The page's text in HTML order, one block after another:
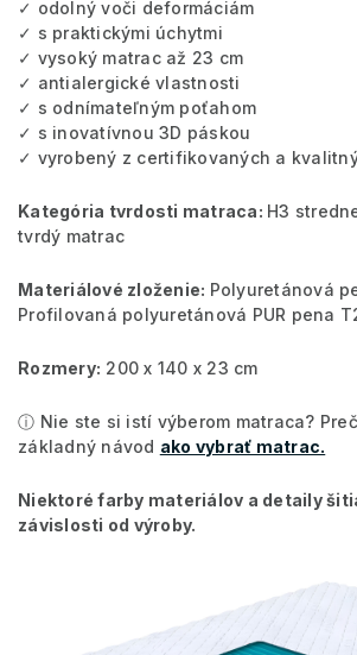
✓ odolný voči deformáciám
✓ s praktickými úchytmi
✓ vysoký matrac až 23 cm
✓ antialergické vlastnosti
✓ s odnímateľným poťahom
✓ s inovatívnou 3D páskou
✓ vyrobený z certifikovaných a
Kategória tvrdosti matraca: H3
tvrdý matrac
Materiálové zloženie: Polyuretánová
Profilovaná polyuretánová PUR pena
Rozmery: 200 x 140 x 23 cm
ⓘ Nie ste si istí výberom matraca?
základný návod ako vybrať matrac.
Niektoré farby materiálov a detaily
závislosti od výroby.